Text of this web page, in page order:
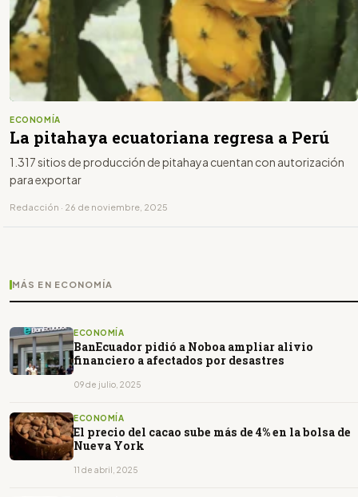
ECONOMÍA
La pitahaya ecuatoriana regresa a Perú
1.317 sitios de producción de pitahaya cuentan con autorización
para exportar
Redacción · 26 de noviembre, 2025
MÁS EN ECONOMÍA
ECONOMÍA
BanEcuador pidió a Noboa ampliar alivio
financiero a afectados por desastres
09 de julio, 2025
ECONOMÍA
El precio del cacao sube más de 4% en la bolsa de
Nueva York
11 de abril, 2025